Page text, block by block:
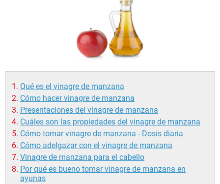
Qué es el vinagre de manzana
Cómo hacer vinagre de manzana
Presentaciones del vinagre de manzana
Cuáles son las propiedades del vinagre de manzana
Cómo tomar vinagre de manzana - Dosis diaria
Cómo adelgazar con el vinagre de manzana
Vinagre de manzana para el cabello
Por qué es bueno tomar vinagre de manzana en
ayunas